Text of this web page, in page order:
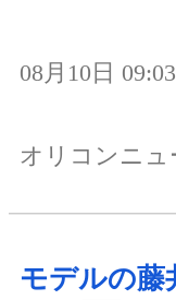
08月10日 09:03
オリコンニュ
モデルの藤